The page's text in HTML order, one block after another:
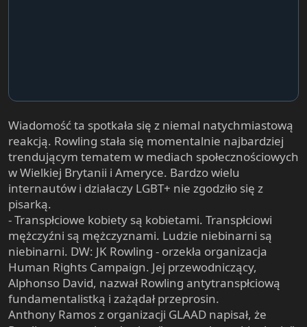
Wiadomość ta spotkała się z niemal natychmiastową
reakcją. Rowling stała się momentalnie najbardziej
trendującym tematem w mediach społecznościowych
w Wielkiej Brytanii i Ameryce. Bardzo wielu
internautów i działaczy LGBT+ nie zgodziło się z
pisarką.
- Transpłciowe kobiety są kobietami. Transpłciowi
mężczyźni są mężczyznami. Ludzie niebinarni są
niebinarni. DW: JK Rowling - orzekła organizacja
Human Rights Campaign. Jej przewodniczący,
Alphonso David, nazwał Rowling antytranspłciową
fundamentalistką i zażądał przeprosin.
Anthony Ramos z organizacji GLAAD napisał, że